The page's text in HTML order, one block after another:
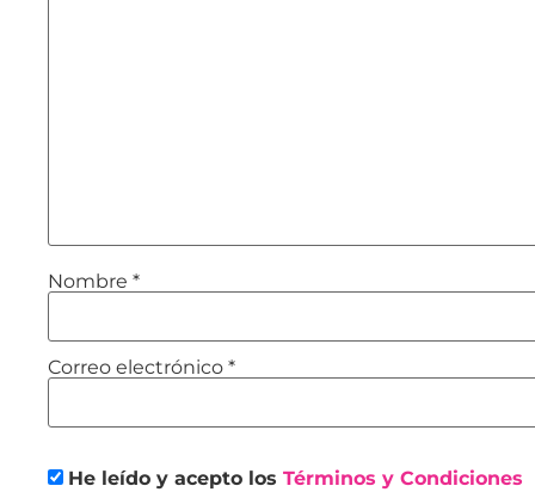
Nombre *
Correo electrónico *
He leído y acepto los Términos y Condiciones